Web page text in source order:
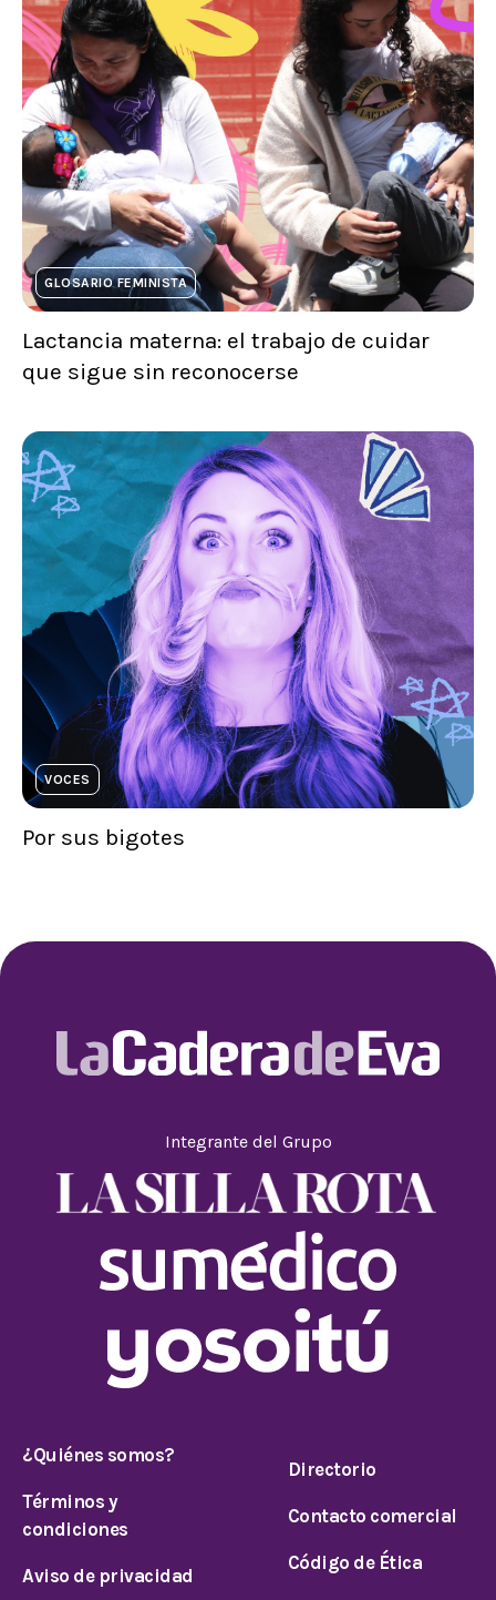
GLOSARIO FEMINISTA
Lactancia materna: el trabajo de cuidar
que sigue sin reconocerse
VOCES
Por sus bigotes
Integrante del Grupo
¿Quiénes somos?
Términos y
condiciones
Aviso de privacidad
Directorio
Contacto comercial
Código de Ética